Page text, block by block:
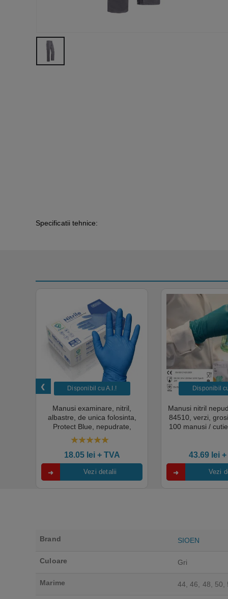
Specificatii tehnice:
Disponibil cu A.I.​!
Manusi examinare, nitril,
albastre, de unica folosinta,
Protect Blue, nepudrate,
100buc / cutie pentru medical,
HoReCa, saloane si domeniul
industrial, calitate premium
18.05 lei+ TVA
Vezi detalii
Disponibil
Manusi nitril
84510, verzi,
100 manusi /
43.69 lei +
Vezi
Brand SIOEN
Culoare Gri
Marime 44, 46, 48, 50,